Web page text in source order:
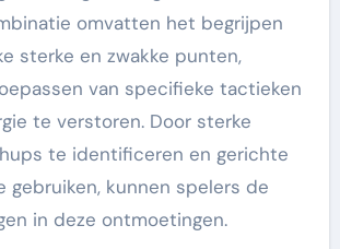
omvatten het begrijpen
sterke en zwakke punten,
van specifieke tactieken
te verstoren. Door sterke
te identificeren en gerichte
gebruiken, kunnen spelers de
in deze ontmoetingen.